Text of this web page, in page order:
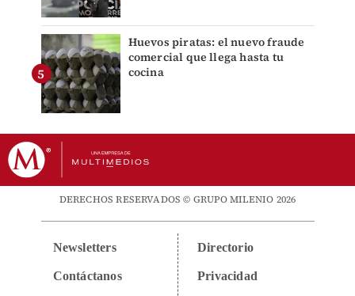
Huevos piratas: el nuevo fraude
comercial que llega hasta tu
cocina
DERECHOS RESERVADOS © GRUPO MILENIO 2026
Newsletters
Contáctanos
Directorio
Privacidad